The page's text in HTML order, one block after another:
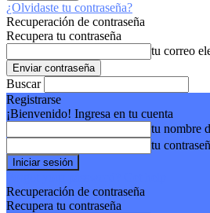
¿Olvidaste tu contraseña?
Recuperación de contraseña
Recupera tu contraseña
tu correo
Buscar
Registrarse
¡Bienvenido! Ingresa en tu cuenta
tu nombre
tu
Recuperación de contraseña
Recupera tu contraseña